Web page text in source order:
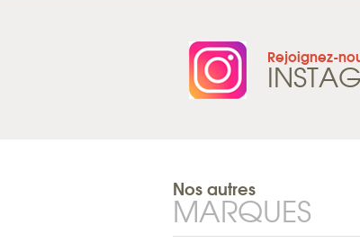
Rejoignez-
Nos autres
MARQUES